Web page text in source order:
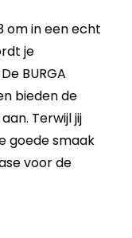
om in een echt
je
BURGA
bieden de
Terwijl jij
goede smaak
voor de